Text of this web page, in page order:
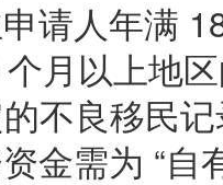
请人年满
月以上地
的不良移民
金需为 “自